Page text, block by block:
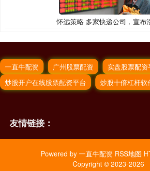
怀远策略 多家快递公司，宣布
一直牛配资 广州股票配资
实盘股票配资
炒股开户在线股票配资平台
炒股十倍杠杆软
友情链接：
Powered by 一直牛配资 RSS地图
Copyright © 2023-2026